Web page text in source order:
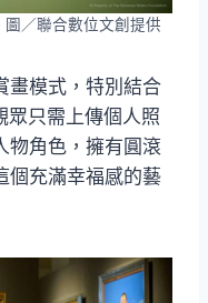
／聯合數位文創提供
畫模式，特別結合
眾只需上傳個人照
物角色，擁有圓滾
個充滿幸福感的藝